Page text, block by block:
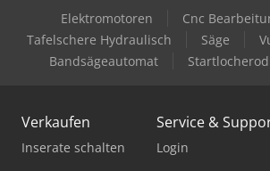
Elektromotoren
Cnc
Tafelschere Hydraulisch
Säge
Bandsägeautomat
Verkaufen
Inserate schalten
Service &
Login